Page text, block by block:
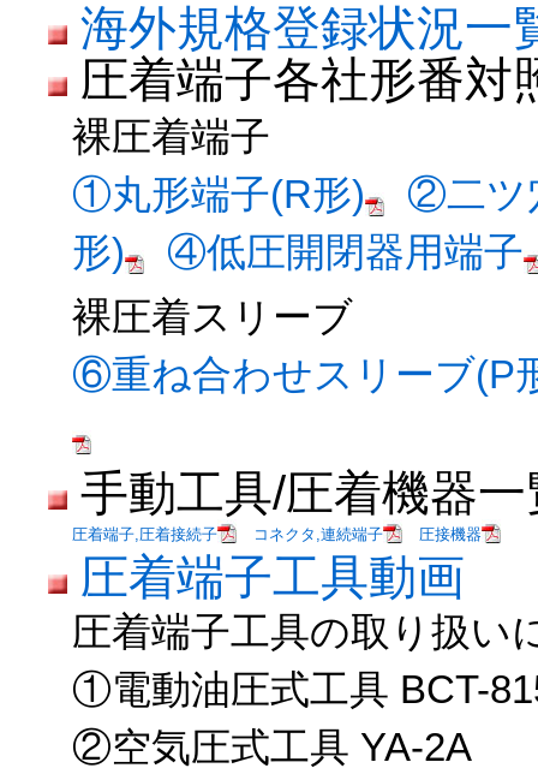
海外規格登録状況一
圧着端子各社形番対
裸圧着端子
①丸形端子(R形)
②二ツ
形)
④低圧開閉器用端子
裸圧着スリーブ
⑥重ね合わせスリーブ(P
手動工具/圧着機器一
圧着端子,圧着接続子 コネクタ,連続端子 圧接機器
圧着端子工具動画
圧着端子工具の取り扱い
①電動油圧式工具 BCT-
②空気圧式工具 YA-2A